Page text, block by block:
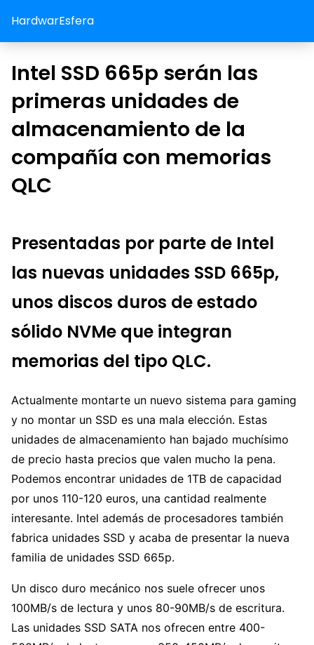
HardwarEsfera
Intel SSD 665p serán las
primeras unidades de
almacenamiento de la
compañía con memorias
QLC
Presentadas por parte de Intel
las nuevas unidades SSD 665p,
unos discos duros de estado
sólido NVMe que integran
memorias del tipo QLC.
Actualmente montarte un nuevo sistema para gaming
y no montar un SSD es una mala elección. Estas
unidades de almacenamiento han bajado muchísimo
de precio hasta precios que valen mucho la pena.
Podemos encontrar unidades de 1TB de capacidad
por unos 110-120 euros, una cantidad realmente
interesante. Intel además de procesadores también
fabrica unidades SSD y acaba de presentar la nueva
familia de unidades SSD 665p.
Un disco duro mecánico nos suele ofrecer unos
100MB/s de lectura y unos 80-90MB/s de escritura.
Las unidades SSD SATA nos ofrecen entre 400-